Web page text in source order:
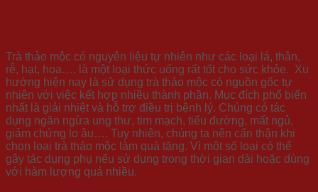
Trà thảo mộc có nguyên liệu tự nhiên như các loại lá, thân,
rễ, hạt, hoa…, là một loại thức uống rất tốt cho sức khỏe. Xu
hướng hiện nay là sử dụng trà thảo mộc có nguồn gốc tự
nhiên với việc kết hợp nhiều thành phần. Mục đích phổ biến
nhất là giải nhiệt và hỗ trợ điều trị bệnh lý. Chúng có tác
dụng ngăn ngừa ung thư, tim mạch, tiểu đường, mất ngủ,
giảm chứng lo âu…. Tuy nhiên, chúng ta nên cẩn thận khi
chọn loại trà thảo mộc làm quà tặng. Vì một số loại có thể
gây tác dụng phụ nếu sử dụng trong thời gian dài hoặc dùng
với hàm lượng quá nhiều.